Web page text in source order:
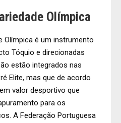
Olímpica
Olímpica é um instrumento
Tóquio e direcionadas
estão integrados nas
Elite, mas que de acordo
valor desportivo que
para os
A Federação Portuguesa